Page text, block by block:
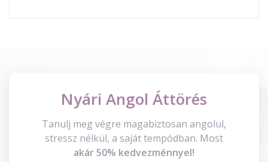
Nyári Angol Áttörés
Tanulj meg végre magabiztosan angolul,
stressz nélkül, a saját tempódban. Most
akár 50% kedvezménnyel!